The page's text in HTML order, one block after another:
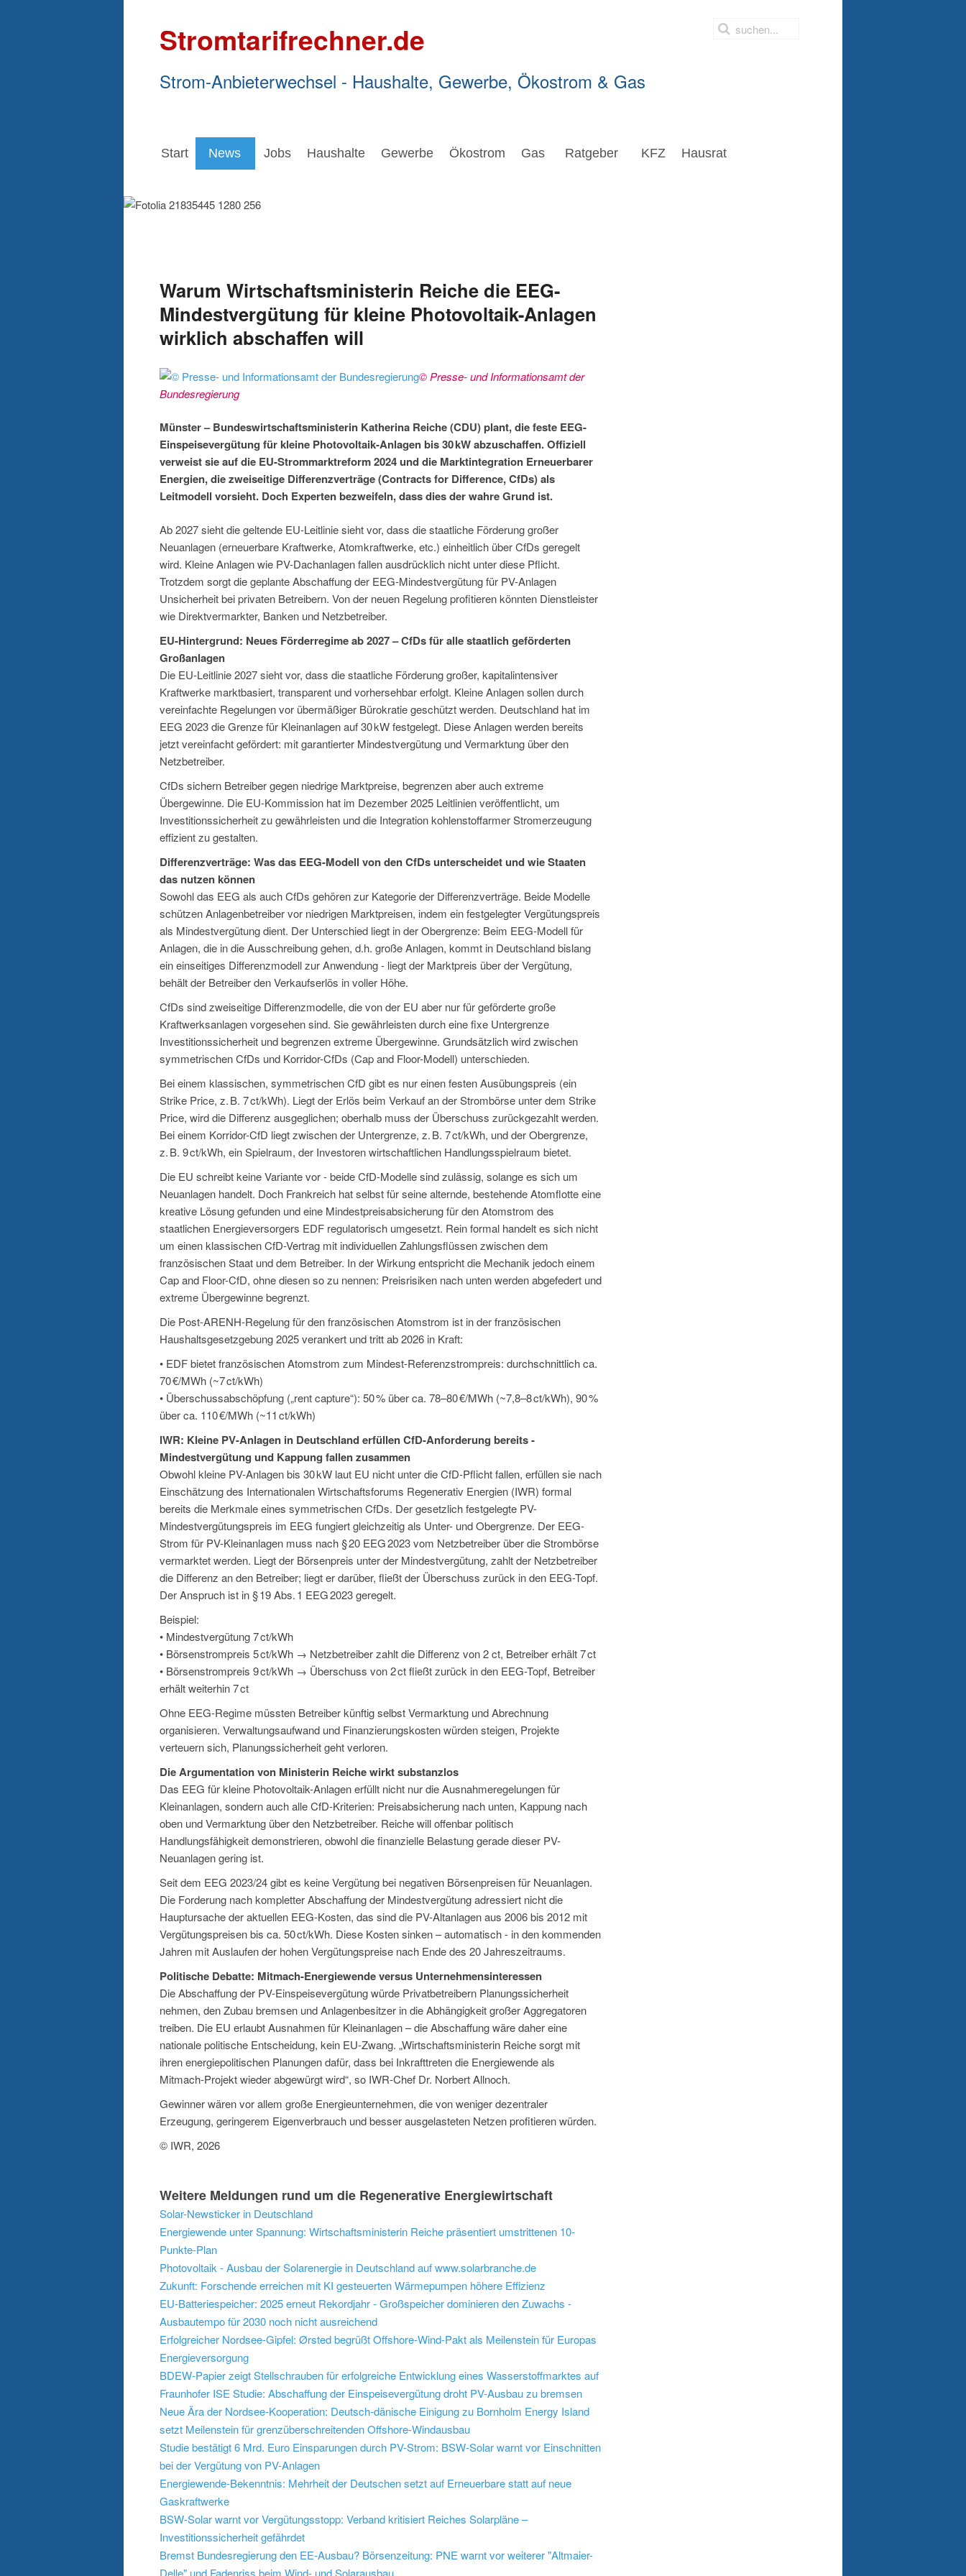
Stromtarifrechner.de
Strom-Anbieterwechsel - Haushalte, Gewerbe, Ökostrom & Gas
Start News Jobs Haushalte Gewerbe Ökostrom Gas Ratgeber KFZ Hausrat
Warum Wirtschaftsministerin Reiche die EEG-
Mindestvergütung für kleine Photovoltaik-Anlagen
wirklich abschaffen will
© Presse- und Informationsamt der
Bundesregierung
Münster – Bundeswirtschaftsministerin Katherina Reiche (CDU) plant, die feste EEG-
Einspeisevergütung für kleine Photovoltaik-Anlagen bis 30 kW abzuschaffen. Offiziell
verweist sie auf die EU-Strommarktreform 2024 und die Marktintegration Erneuerbarer
Energien, die zweiseitige Differenzverträge (Contracts for Difference, CfDs) als
Leitmodell vorsieht. Doch Experten bezweifeln, dass dies der wahre Grund ist.
Ab 2027 sieht die geltende EU-Leitlinie sieht vor, dass die staatliche Förderung großer
Neuanlagen (erneuerbare Kraftwerke, Atomkraftwerke, etc.) einheitlich über CfDs geregelt
wird. Kleine Anlagen wie PV-Dachanlagen fallen ausdrücklich nicht unter diese Pflicht.
Trotzdem sorgt die geplante Abschaffung der EEG-Mindestvergütung für PV-Anlagen
Unsicherheit bei privaten Betreibern. Von der neuen Regelung profitieren könnten Dienstleister
wie Direktvermarkter, Banken und Netzbetreiber.
EU-Hintergrund: Neues Förderregime ab 2027 – CfDs für alle staatlich geförderten
Großanlagen
Die EU-Leitlinie 2027 sieht vor, dass die staatliche Förderung großer, kapitalintensiver
Kraftwerke marktbasiert, transparent und vorhersehbar erfolgt. Kleine Anlagen sollen durch
vereinfachte Regelungen vor übermäßiger Bürokratie geschützt werden. Deutschland hat im
EEG 2023 die Grenze für Kleinanlagen auf 30 kW festgelegt. Diese Anlagen werden bereits
jetzt vereinfacht gefördert: mit garantierter Mindestvergütung und Vermarktung über den
Netzbetreiber.
CfDs sichern Betreiber gegen niedrige Marktpreise, begrenzen aber auch extreme
Übergewinne. Die EU-Kommission hat im Dezember 2025 Leitlinien veröffentlicht, um
Investitionssicherheit zu gewährleisten und die Integration kohlenstoffarmer Stromerzeugung
effizient zu gestalten.
Differenzverträge: Was das EEG-Modell von den CfDs unterscheidet und wie Staaten
das nutzen können
Sowohl das EEG als auch CfDs gehören zur Kategorie der Differenzverträge. Beide Modelle
schützen Anlagenbetreiber vor niedrigen Marktpreisen, indem ein festgelegter Vergütungspreis
als Mindestvergütung dient. Der Unterschied liegt in der Obergrenze: Beim EEG-Modell für
Anlagen, die in die Ausschreibung gehen, d.h. große Anlagen, kommt in Deutschland bislang
ein einseitiges Differenzmodell zur Anwendung - liegt der Marktpreis über der Vergütung,
behält der Betreiber den Verkaufserlös in voller Höhe.
CfDs sind zweiseitige Differenzmodelle, die von der EU aber nur für geförderte große
Kraftwerksanlagen vorgesehen sind. Sie gewährleisten durch eine fixe Untergrenze
Investitionssicherheit und begrenzen extreme Übergewinne. Grundsätzlich wird zwischen
symmetrischen CfDs und Korridor-CfDs (Cap and Floor-Modell) unterschieden.
Bei einem klassischen, symmetrischen CfD gibt es nur einen festen Ausübungspreis (ein
Strike Price, z. B. 7 ct/kWh). Liegt der Erlös beim Verkauf an der Strombörse unter dem Strike
Price, wird die Differenz ausgeglichen; oberhalb muss der Überschuss zurückgezahlt werden.
Bei einem Korridor-CfD liegt zwischen der Untergrenze, z. B. 7 ct/kWh, und der Obergrenze,
z. B. 9 ct/kWh, ein Spielraum, der Investoren wirtschaftlichen Handlungsspielraum bietet.
Die EU schreibt keine Variante vor - beide CfD-Modelle sind zulässig, solange es sich um
Neuanlagen handelt. Doch Frankreich hat selbst für seine alternde, bestehende Atomflotte eine
kreative Lösung gefunden und eine Mindestpreisabsicherung für den Atomstrom des
staatlichen Energieversorgers EDF regulatorisch umgesetzt. Rein formal handelt es sich nicht
um einen klassischen CfD-Vertrag mit individuellen Zahlungsflüssen zwischen dem
französischen Staat und dem Betreiber. In der Wirkung entspricht die Mechanik jedoch einem
Cap and Floor-CfD, ohne diesen so zu nennen: Preisrisiken nach unten werden abgefedert und
extreme Übergewinne begrenzt.
Die Post-ARENH-Regelung für den französischen Atomstrom ist in der französischen
Haushaltsgesetzgebung 2025 verankert und tritt ab 2026 in Kraft:
• EDF bietet französischen Atomstrom zum Mindest-Referenzstrompreis: durchschnittlich ca.
70 €/MWh (~7 ct/kWh)
• Überschussabschöpfung („rent capture“): 50 % über ca. 78–80 €/MWh (~7,8–8 ct/kWh), 90 %
über ca. 110 €/MWh (~11 ct/kWh)
IWR: Kleine PV-Anlagen in Deutschland erfüllen CfD-Anforderung bereits -
Mindestvergütung und Kappung fallen zusammen
Obwohl kleine PV-Anlagen bis 30 kW laut EU nicht unter die CfD-Pflicht fallen, erfüllen sie nach
Einschätzung des Internationalen Wirtschaftsforums Regenerativ Energien (IWR) formal
bereits die Merkmale eines symmetrischen CfDs. Der gesetzlich festgelegte PV-
Mindestvergütungspreis im EEG fungiert gleichzeitig als Unter- und Obergrenze. Der EEG-
Strom für PV-Kleinanlagen muss nach § 20 EEG 2023 vom Netzbetreiber über die Strombörse
vermarktet werden. Liegt der Börsenpreis unter der Mindestvergütung, zahlt der Netzbetreiber
die Differenz an den Betreiber; liegt er darüber, fließt der Überschuss zurück in den EEG-Topf.
Der Anspruch ist in § 19 Abs. 1 EEG 2023 geregelt.
Beispiel:
• Mindestvergütung 7 ct/kWh
• Börsenstrompreis 5 ct/kWh → Netzbetreiber zahlt die Differenz von 2 ct, Betreiber erhält 7 ct
• Börsenstrompreis 9 ct/kWh → Überschuss von 2 ct fließt zurück in den EEG-Topf, Betreiber
erhält weiterhin 7 ct
Ohne EEG-Regime müssten Betreiber künftig selbst Vermarktung und Abrechnung
organisieren. Verwaltungsaufwand und Finanzierungskosten würden steigen, Projekte
verteuern sich, Planungssicherheit geht verloren.
Die Argumentation von Ministerin Reiche wirkt substanzlos
Das EEG für kleine Photovoltaik-Anlagen erfüllt nicht nur die Ausnahmeregelungen für
Kleinanlagen, sondern auch alle CfD-Kriterien: Preisabsicherung nach unten, Kappung nach
oben und Vermarktung über den Netzbetreiber. Reiche will offenbar politisch
Handlungsfähigkeit demonstrieren, obwohl die finanzielle Belastung gerade dieser PV-
Neuanlagen gering ist.
Seit dem EEG 2023/24 gibt es keine Vergütung bei negativen Börsenpreisen für Neuanlagen.
Die Forderung nach kompletter Abschaffung der Mindestvergütung adressiert nicht die
Hauptursache der aktuellen EEG-Kosten, das sind die PV-Altanlagen aus 2006 bis 2012 mit
Vergütungspreisen bis ca. 50 ct/kWh. Diese Kosten sinken – automatisch - in den kommenden
Jahren mit Auslaufen der hohen Vergütungspreise nach Ende des 20 Jahreszeitraums.
Politische Debatte: Mitmach-Energiewende versus Unternehmensinteressen
Die Abschaffung der PV-Einspeisevergütung würde Privatbetreibern Planungssicherheit
nehmen, den Zubau bremsen und Anlagenbesitzer in die Abhängigkeit großer Aggregatoren
treiben. Die EU erlaubt Ausnahmen für Kleinanlagen – die Abschaffung wäre daher eine
nationale politische Entscheidung, kein EU-Zwang. „Wirtschaftsministerin Reiche sorgt mit
ihren energiepolitischen Planungen dafür, dass bei Inkrafttreten die Energiewende als
Mitmach-Projekt wieder abgewürgt wird“, so IWR-Chef Dr. Norbert Allnoch.
Gewinner wären vor allem große Energieunternehmen, die von weniger dezentraler
Erzeugung, geringerem Eigenverbrauch und besser ausgelasteten Netzen profitieren würden.
© IWR, 2026
Weitere Meldungen rund um die Regenerative Energiewirtschaft
Solar-Newsticker in Deutschland
Energiewende unter Spannung: Wirtschaftsministerin Reiche präsentiert umstrittenen 10-
Punkte-Plan
Photovoltaik - Ausbau der Solarenergie in Deutschland auf www.solarbranche.de
Zukunft: Forschende erreichen mit KI gesteuerten Wärmepumpen höhere Effizienz
EU-Batteriespeicher: 2025 erneut Rekordjahr - Großspeicher dominieren den Zuwachs -
Ausbautempo für 2030 noch nicht ausreichend
Erfolgreicher Nordsee-Gipfel: Ørsted begrüßt Offshore-Wind-Pakt als Meilenstein für Europas
Energieversorgung
BDEW-Papier zeigt Stellschrauben für erfolgreiche Entwicklung eines Wasserstoffmarktes auf
Fraunhofer ISE Studie: Abschaffung der Einspeisevergütung droht PV-Ausbau zu bremsen
Neue Ära der Nordsee-Kooperation: Deutsch-dänische Einigung zu Bornholm Energy Island
setzt Meilenstein für grenzüberschreitenden Offshore-Windausbau
Studie bestätigt 6 Mrd. Euro Einsparungen durch PV-Strom: BSW-Solar warnt vor Einschnitten
bei der Vergütung von PV-Anlagen
Energiewende-Bekenntnis: Mehrheit der Deutschen setzt auf Erneuerbare statt auf neue
Gaskraftwerke
BSW-Solar warnt vor Vergütungsstopp: Verband kritisiert Reiches Solarpläne –
Investitionssicherheit gefährdet
Bremst Bundesregierung den EE-Ausbau? Börsenzeitung: PNE warnt vor weiterer "Altmaier-
Delle" und Fadenriss beim Wind- und Solarausbau